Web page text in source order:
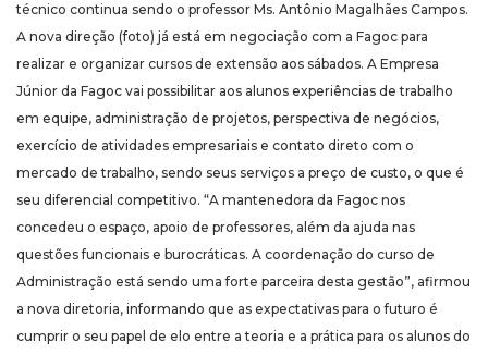
técnico continua sendo o professor Ms. Antônio Magalhães Campos.
A nova direção (foto) já está em negociação com a Fagoc para
realizar e organizar cursos de extensão aos sábados. A Empresa
Júnior da Fagoc vai possibilitar aos alunos experiências de trabalho
em equipe, administração de projetos, perspectiva de negócios,
exercício de atividades empresariais e contato direto com o
mercado de trabalho, sendo seus serviços a preço de custo, o que é
seu diferencial competitivo. “A mantenedora da Fagoc nos
concedeu o espaço, apoio de professores, além da ajuda nas
questões funcionais e burocráticas. A coordenação do curso de
Administração está sendo uma forte parceira desta gestão”, afirmou
a nova diretoria, informando que as expectativas para o futuro é
cumprir o seu papel de elo entre a teoria e a prática para os alunos do